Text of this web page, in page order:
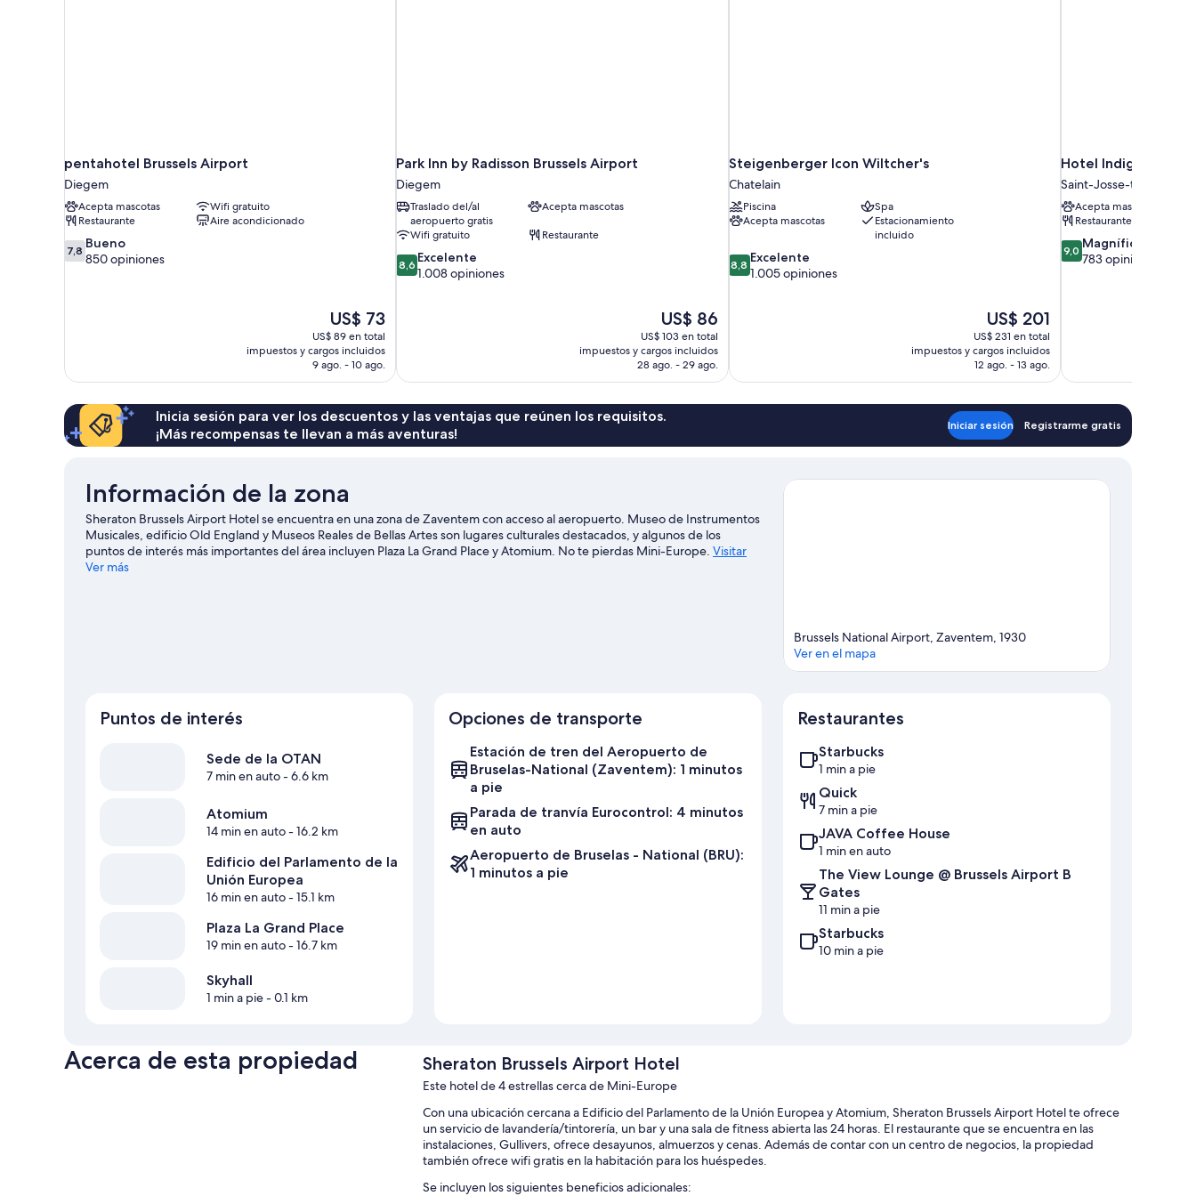
pentahotel Brussels Airport
Diegem
Acepta mascotas
Wifi gratuito
Restaurante
Aire acondicionado
7.8
de
7,8 Bueno
850 opiniones
El
precio
actual
es
de
US$ 73
US$ 89 en total
impuestos y cargos incluidos
9 ago. - 10 ago.
Park Inn by Radisson Brussels Airport
Diegem
Traslado del/al
aeropuerto gratis
Acepta mascotas
Wifi gratuito
Restaurante
8.6
de
8,6 Excelente
1.008 opiniones
El
precio
actual
es
de
US$ 86
US$ 103 en total
impuestos y cargos incluidos
28 ago. - 29 ago.
Steigenberger Icon Wiltcher's
Chatelain
Piscina
Spa
Acepta mascotas
Estacionamiento
incluido
8.8
de
8,8 Excelente
1.005 opiniones
El
precio
actual
es
de
US$ 201
US$ 231 en total
impuestos y cargos incluidos
12 ago. - 13 ago.
Hotel Indigo
Saint-Josse-ten-Noode
Acepta mascotas
Restaurante
9.0
de
9,0 Magnífico
783 opiniones
Inicia sesión para ver los descuentos y las ventajas que reúnen los requisitos.
¡Más recompensas te llevan a más aventuras!
Iniciar sesión Registrarme gratis
Información de la zona
Sheraton Brussels Airport Hotel se encuentra en una zona de Zaventem con acceso al aeropuerto. Museo de Instrumentos
Musicales, edificio Old England y Museos Reales de Bellas Artes son lugares culturales destacados, y algunos de los
puntos de interés más importantes del área incluyen Plaza La Grand Place y Atomium. No te pierdas Mini-Europe. Visitar
nuestra guía de viaje de Zaventem
Ver más
Brussels National Airport, Zaventem, 1930
Ver en el mapa
Puntos de interés
Sede de la OTAN
7 min en auto- 6.6 km
Atomium
14 min en auto- 16.2 km
Edificio del Parlamento de la
Unión Europea
16 min en auto- 15.1 km
Plaza La Grand Place
19 min en auto- 16.7 km
Skyhall
1 min a pie- 0.1 km
Opciones de transporte
Estación de tren del Aeropuerto de
Bruselas-National (Zaventem): 1 minutos
a pie
Parada de tranvía Eurocontrol: 4 minutos
en auto
Aeropuerto de Bruselas - National (BRU):
1 minutos a pie
Restaurantes
Starbucks
1 min a pie
Quick
7 min a pie
JAVA Coffee House
1 min en auto
The View Lounge @ Brussels Airport B
Gates
11 min a pie
Starbucks
10 min a pie
Acerca de esta propiedad Sheraton Brussels Airport Hotel
Este hotel de 4 estrellas cerca de Mini-Europe
Con una ubicación cercana a Edificio del Parlamento de la Unión Europea y Atomium, Sheraton Brussels Airport Hotel te ofrece
un servicio de lavandería/tintorería, un bar y una sala de fitness abierta las 24 horas. El restaurante que se encuentra en las
instalaciones, Gullivers, ofrece desayunos, almuerzos y cenas. Además de contar con un centro de negocios, la propiedad
también ofrece wifi gratis en la habitación para los huéspedes.
Se incluyen los siguientes beneficios adicionales: